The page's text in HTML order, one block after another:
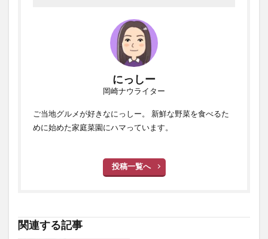
にっしー
岡崎ナウライター
ご当地グルメが好きなにっしー。 新鮮な野菜を食べるた
めに始めた家庭菜園にハマっています。
投稿一覧へ
関連する記事